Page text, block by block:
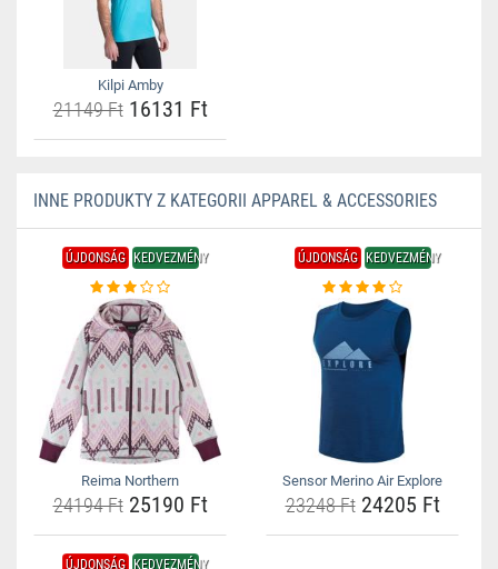
Kilpi Amby
21149 Ft16131 Ft
INNE PRODUKTY Z KATEGORII APPAREL & ACCESSORIES
ÚJDONSÁG KEDVEZMÉNY
Reima Northern
24194 Ft25190 Ft
ÚJDONSÁG KEDVEZMÉNY
Sensor Merino Air Explore
23248 Ft24205 Ft
ÚJDONSÁG KEDVEZMÉNY